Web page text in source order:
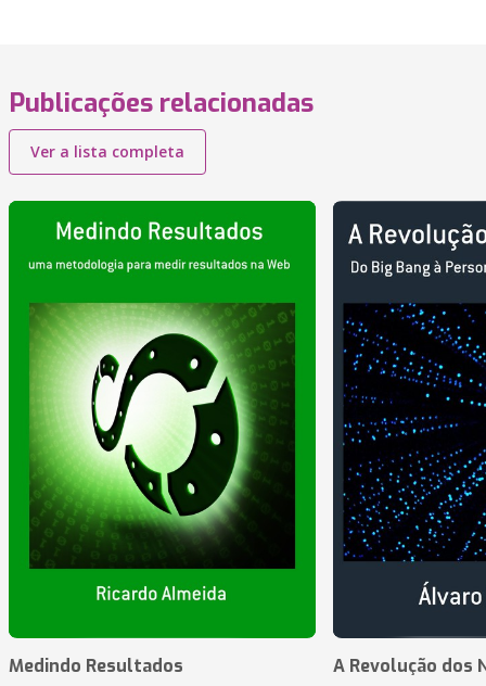
Publicações relacionadas
Ver a lista completa
Medindo Resultados A Revolução dos